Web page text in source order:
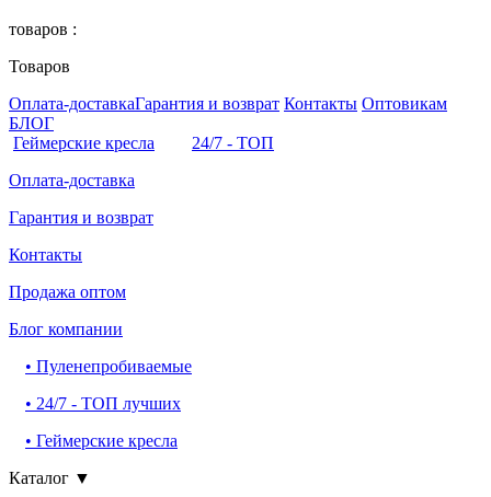
товаров :
Товаров
Оплата-доставкаГарантия и возврат Контакты Оптовикам
БЛОГ
Геймерские кресла
24/7 - ТОП
Оплата-доставка
Гарантия и возврат
Контакты
Продажа оптом
Блог компании
• Пуленепробиваемые
• 24/7 - ТОП лучших
• Геймерские кресла
Каталог ▼